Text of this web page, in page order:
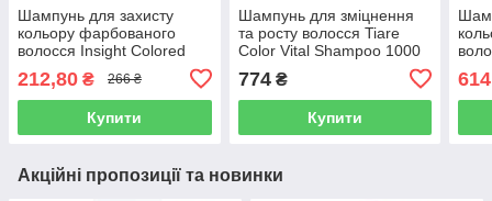
Шампунь для захисту
кольору фарбованого
волосся Insight Colored
212,80 ₴ 266 ₴
Купити
Шампунь для зміцнення
та росту волосся Tiare
Color Vital Shampoo 1000
774₴
Купити
Акційні пропозиції та новинки